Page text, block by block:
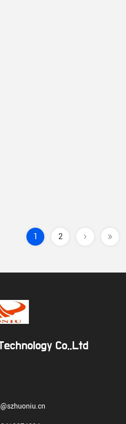
1 2
Co.,Ltd